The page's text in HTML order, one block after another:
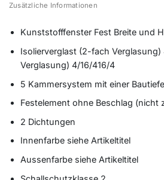
Zusätzliche Informationen
Kunststofffenster Fest Breite und
Isolierverglast (2-fach
Verglasung) 4/16/416/4
5 Kammersystem mit einer
Festelement ohne Beschlag (nicht
2 Dichtungen
Innenfarbe siehe Artikeltitel
Aussenfarbe siehe Artikeltitel